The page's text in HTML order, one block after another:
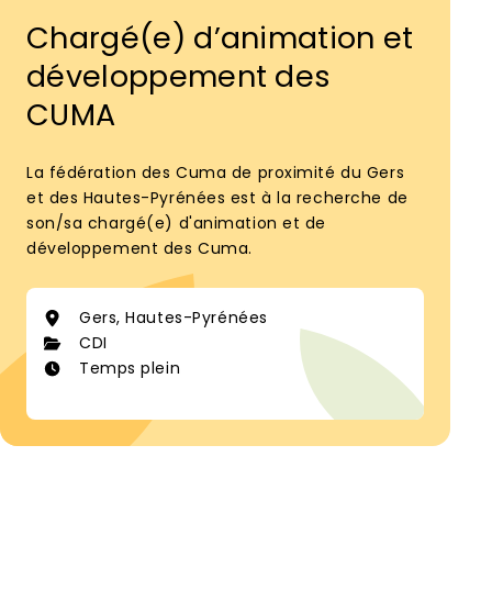
Chargé(e) d’animation et
développement des
CUMA
La fédération des Cuma de proximité du Gers
et des Hautes-Pyrénées est à la recherche de
son/sa chargé(e) d'animation et de
développement des Cuma.
Gers, Hautes-Pyrénées
CDI
Temps plein